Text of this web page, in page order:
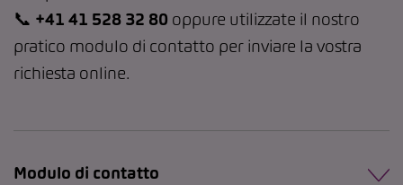
📞 +41 41 528 32 80 oppure utilizzate il nostro
pratico modulo di contatto per inviare la vostra
richiesta online.
Modulo di contatto